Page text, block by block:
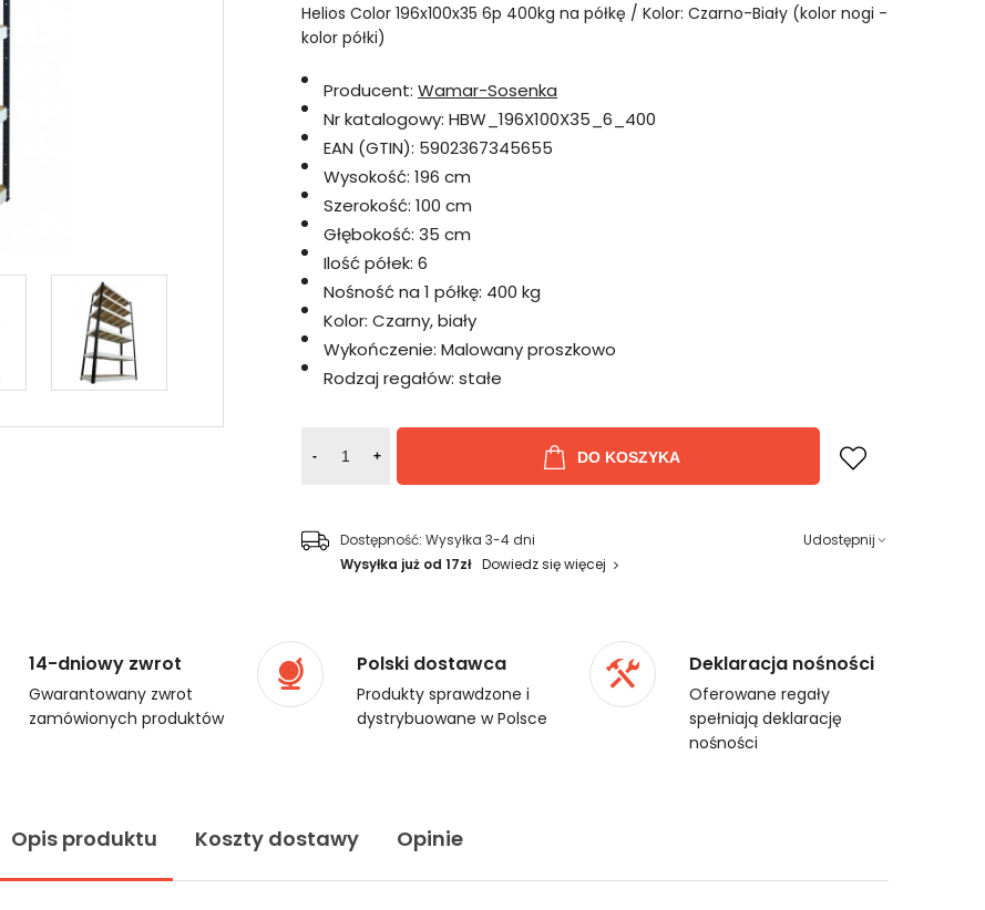
Helios Color 196x100x35 6p 400kg na półkę / Kolor: Czarno-Biały (kolor nogi -
kolor półki)
Producent: Wamar-Sosenka
Nr katalogowy: HBW_196X100X35_6_400
EAN (GTIN): 5902367345655
Wysokość: 196 cm
Szerokość: 100 cm
Głębokość: 35 cm
Ilość półek: 6
Nośność na 1 półkę: 400 kg
Kolor: Czarny, biały
Wykończenie: Malowany proszkowo
Rodzaj regałów: stałe
- + DO KOSZYKA
Dostępność: Wysyłka 3-4 dni
Wysyłka już od 17zł Dowiedz się więcej
Udostępnij
14-dniowy zwrot
Gwarantowany zwrot
zamówionych produktów
Polski dostawca
Produkty sprawdzone i
dystrybuowane w Polsce
Deklaracja nośności
Oferowane regały
spełniają deklarację
nośności
Opis produktu Koszty dostawy Opinie